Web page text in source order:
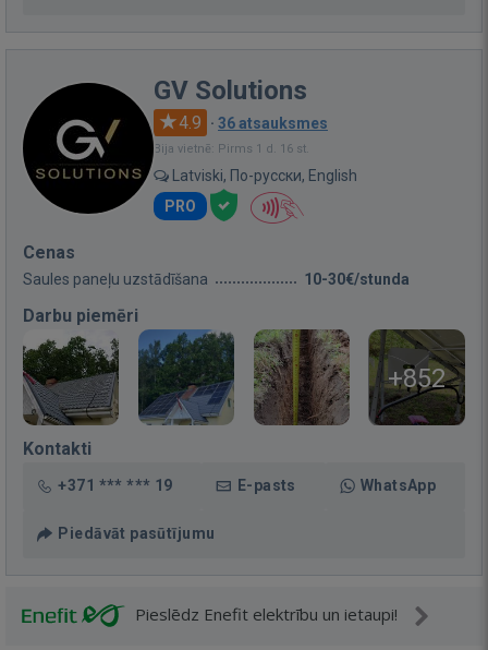
GV Solutions
4.9 · 36 atsauksmes
Bija vietnē: Pirms 1 d. 16 st.
Latviski, По-русски, English
PRO
Cenas
Saules paneļu uzstādīšana 10-30€/stunda
Darbu piemēri
+852
Kontakti
+371 *** *** 19 E-pasts WhatsApp
Piedāvāt pasūtījumu
Pieslēdz Enefit elektrību un ietaupi!